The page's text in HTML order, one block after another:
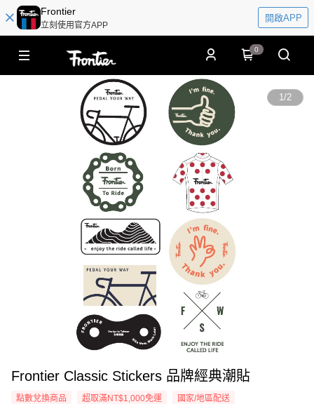
Frontier
立刻使用官方APP
開啟APP
0
1/2
Frontier Classic Stickers 品牌經典潮貼
點數兌換商品 超取滿NT$1,000免運 國家/地區配送